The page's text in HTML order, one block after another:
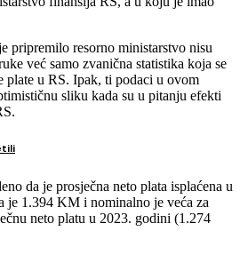
pripremilo resorno ministarstvo nisu
već samo zvanična statistika koja se
plate u RS. Ipak, ti podaci u ovom
sliku kada su u pitanju efekti
da je prosječna neto plata isplaćena u
je 1.394 KM i nominalno je veća za
neto platu u 2023. godini (1.274